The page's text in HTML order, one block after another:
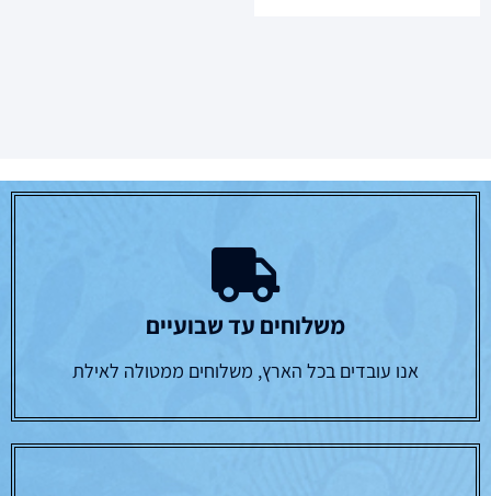
משלוחים עד שבועיים
אנו עובדים בכל הארץ, משלוחים ממטולה לאילת